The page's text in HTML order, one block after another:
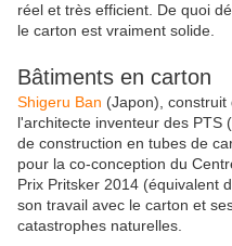
réel et très efficient. De quoi
le carton est vraiment solide.
Bâtiments en carton
Shigeru Ban (Japon),
l'architecte inventeur des PTS
de construction en tubes de
pour la co-conception du
Prix Pritsker 2014 (équivalent
son travail avec le carton et
catastrophes naturelles.